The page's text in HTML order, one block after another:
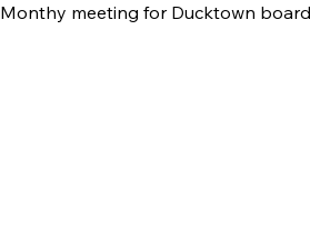
Monthy meeting for Ducktown